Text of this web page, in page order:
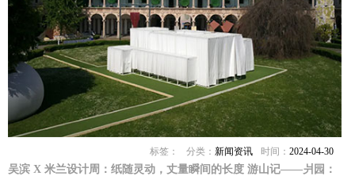
时间：2024-04-30
分类：新闻资讯
标签：
吴滨 X 米兰设计周：纸随灵动，丈量瞬间的长度 游山记——爿园：